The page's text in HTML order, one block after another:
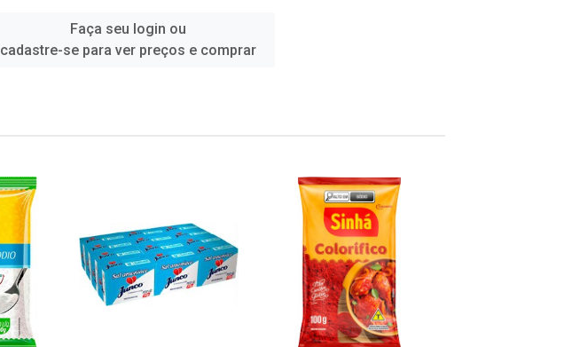
Faça seu login ou
cadastre-se para ver preços e comprar